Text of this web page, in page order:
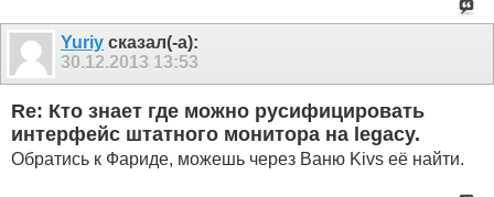
Yuriy сказал(-а):
30.12.2013 13:53
Re: Кто знает где можно русифицировать
интерфейс штатного монитора на legacy.
Обратись к Фариде, можешь через Ваню Kivs её найти.